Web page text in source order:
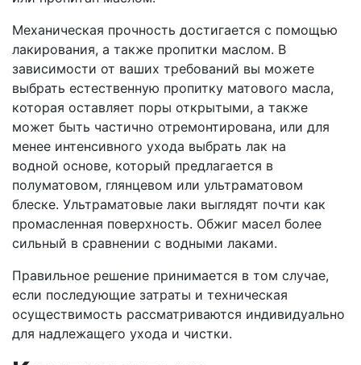
Механическая прочность достигается с помощью
лакирования, а также пропитки маслом. В
зависимости от ваших требований вы можете
выбрать естественную пропитку матового масла,
которая оставляет поры открытыми, а также
может быть частично отремонтирована, или для
менее интенсивного ухода выбрать лак на
водной основе, который предлагается в
полуматовом, глянцевом или ультраматовом
блеске. Ультраматовые лаки выглядят почти как
промасленная поверхность. Обжиг масел более
сильный в сравнении с водными лаками.
Правильное решение принимается в том случае,
если последующие затраты и техническая
осуществимость рассматриваются индивидуально
для надлежащего ухода и чистки.